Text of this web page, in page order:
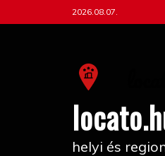
to
2026.08.07.
helyi és